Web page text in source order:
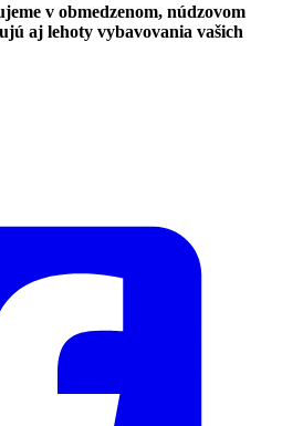
v obmedzenom, núdzovom
aj lehoty vybavovania vašich